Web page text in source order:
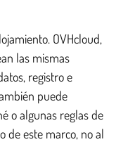
OVHcloud,
las mismas
registro e
puede
o algunas reglas de
de este marco, no al